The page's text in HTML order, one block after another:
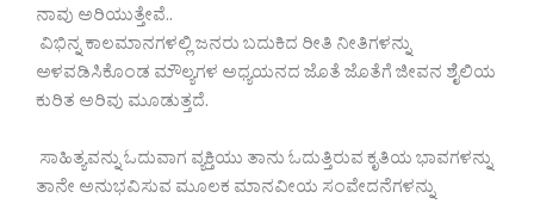
ನಾವು ಅರಿಯುತ್ತೇವೆ..
ವಿಭಿನ್ನ ಕಾಲಮಾನಗಳಲ್ಲಿ ಜನರು ಬದುಕಿದ ರೀತಿ ನೀತಿಗಳನ್ನು
ಅಳವಡಿಸಿಕೊಂಡ ಮೌಲ್ಯಗಳ ಅಧ್ಯಯನದ ಜೊತೆ ಜೊತೆಗೆ ಜೀವನ ಶೈಲಿಯ
ಕುರಿತ ಅರಿವು ಮೂಡುತ್ತದೆ.
ಸಾಹಿತ್ಯವನ್ನು ಓದುವಾಗ ವ್ಯಕ್ತಿಯು ತಾನು ಓದುತ್ತಿರುವ ಕೃತಿಯ ಭಾವಗಳನ್ನು
ತಾನೇ ಅನುಭವಿಸುವ ಮೂಲಕ ಮಾನವೀಯ ಸಂವೇದನೆಗಳನ್ನು